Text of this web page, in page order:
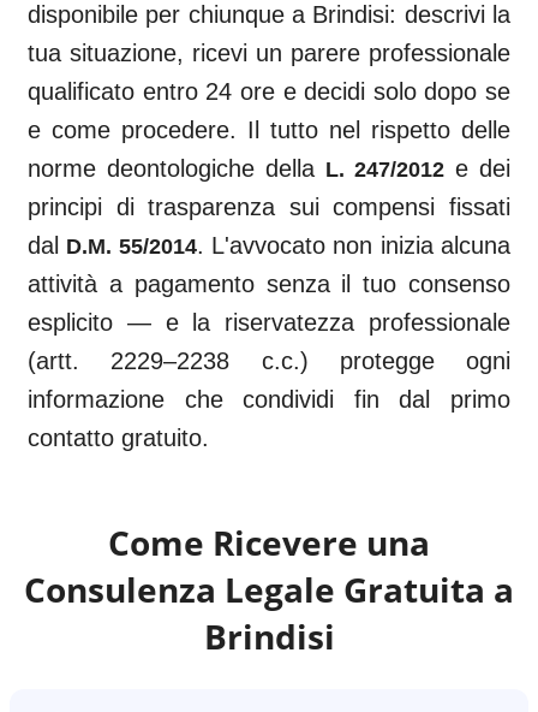
disponibile per chiunque a Brindisi: descrivi la
tua situazione, ricevi un parere professionale
qualificato entro 24 ore e decidi solo dopo se
e come procedere. Il tutto nel rispetto delle
norme deontologiche della L. 247/2012 e dei
principi di trasparenza sui compensi fissati
dal D.M. 55/2014. L'avvocato non inizia alcuna
attività a pagamento senza il tuo consenso
esplicito — e la riservatezza professionale
(artt. 2229–2238 c.c.) protegge ogni
informazione che condividi fin dal primo
contatto gratuito.
Come Ricevere una
Consulenza Legale Gratuita a
Brindisi